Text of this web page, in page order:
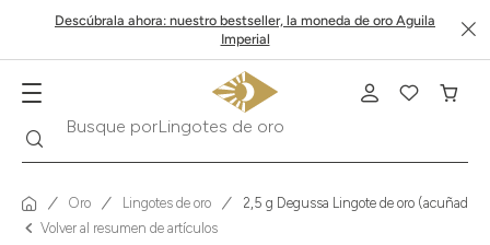
Descúbrala ahora: nuestro bestseller, la moneda de oro Aguila
Imperial
Busque por
Oro Lingotes de oro
2,5 g Degussa Lingote de oro (acuñado)
Volver al resumen de artículos